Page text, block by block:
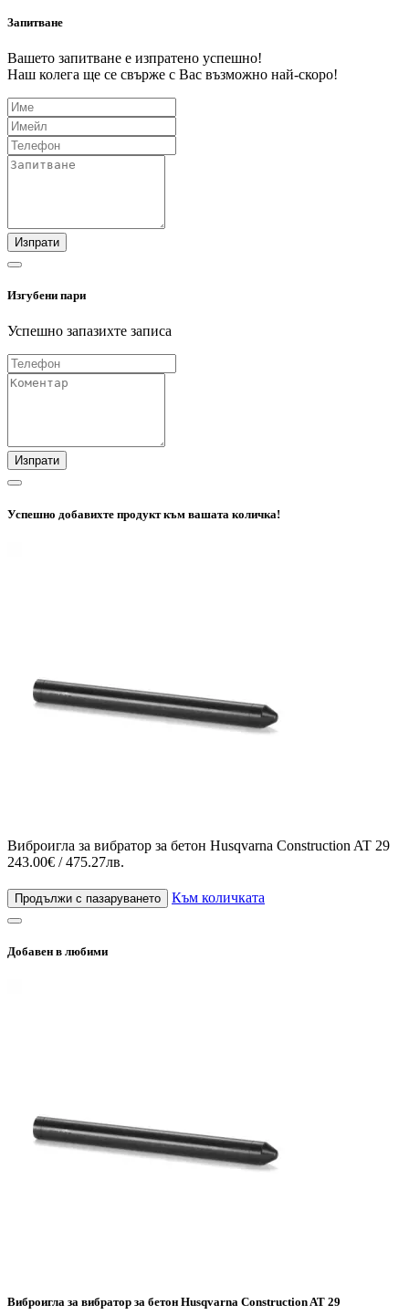
Запитване
Вашето запитване е изпратено успешно!
Наш колега ще се свърже с Вас възможно най-скоро!
Изпрати
Изгубени пари
Успешно запазихте записа
Изпрати
Успешно добавихте продукт към вашата количка!
Виброигла за вибратор за бетон Husqvarna Construction AT 29
243.00€ / 475.27лв.
Продължи с пазаруването Към количката
Добавен в любими
Виброигла за вибратор за бетон Husqvarna Construction AT 29